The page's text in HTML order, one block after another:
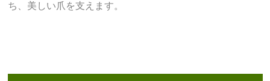
ち、美しい爪を支えます。